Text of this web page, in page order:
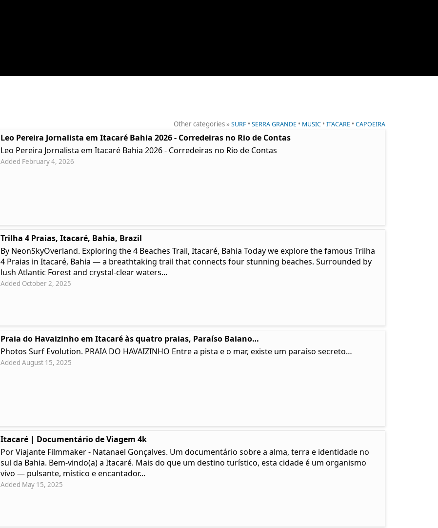
Other categories »SURF •SERRA GRANDE • MUSIC •ITACARE •CAPOEIRA
Leo Pereira Jornalista em Itacaré Bahia 2026 - Corredeiras no Rio de Contas
Leo Pereira Jornalista em Itacaré Bahia 2026 - Corredeiras no Rio de Contas
Added February 4, 2026
Trilha 4 Praias, Itacaré, Bahia, Brazil
By NeonSkyOverland. Exploring the 4 Beaches Trail, Itacaré, Bahia Today we explore the famous Trilha
4 Praias in Itacaré, Bahia — a breathtaking trail that connects four stunning beaches. Surrounded by
lush Atlantic Forest and crystal-clear waters...
Added October 2, 2025
Praia do Havaizinho em Itacaré às quatro praias, Paraíso Baiano…
Photos Surf Evolution. PRAIA DO HAVAIZINHO Entre a pista e o mar, existe um paraíso secreto…
Added August 15, 2025
Itacaré | Documentário de Viagem 4k
Por Viajante Filmmaker - Natanael Gonçalves. Um documentário sobre a alma, terra e identidade no
sul da Bahia. Bem-vindo(a) a Itacaré. Mais do que um destino turístico, esta cidade é um organismo
vivo — pulsante, místico e encantador...
Added May 15, 2025